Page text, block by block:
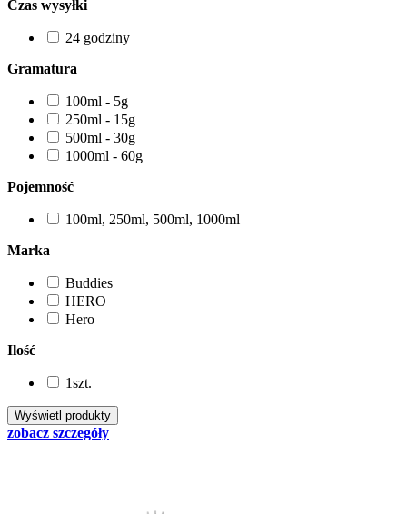
Czas wysyłki
24 godziny
Gramatura
100ml - 5g
250ml - 15g
500ml - 30g
1000ml - 60g
Pojemność
100ml, 250ml, 500ml, 1000ml
Marka
Buddies
HERO
Hero
Ilość
1szt.
zobacz szczegóły